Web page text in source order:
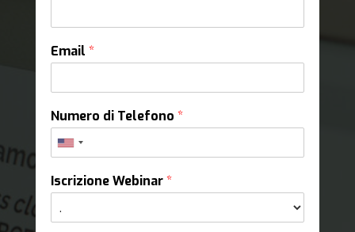
Email *
Numero di Telefono *
Iscrizione Webinar*